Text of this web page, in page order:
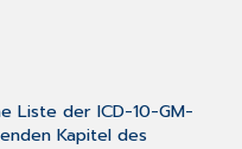
Liste der ICD-10-GM-
Kapitel des